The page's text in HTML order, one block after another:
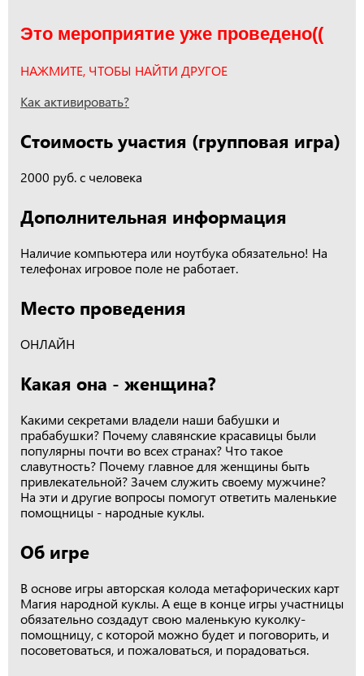
Это мероприятие уже проведено((
НАЖМИТЕ, ЧТОБЫ НАЙТИ ДРУГОЕ
Как активировать?
Стоимость участия (групповая игра)
2000 руб. с человека
Дополнительная информация
Наличие компьютера или ноутбука обязательно! На
телефонах игровое поле не работает.
Место проведения
ОНЛАЙН
Какая она - женщина?
Какими секретами владели наши бабушки и
прабабушки? Почему славянские красавицы были
популярны почти во всех странах? Что такое
славутность? Почему главное для женщины быть
привлекательной? Зачем служить своему мужчине?
На эти и другие вопросы помогут ответить маленькие
помощницы - народные куклы.
Об игре
В основе игры авторская колода метафорических карт
Магия народной куклы. А еще в конце игры участницы
обязательно создадут свою маленькую куколку-
помощницу, с которой можно будет и поговорить, и
посоветоваться, и пожаловаться, и порадоваться.